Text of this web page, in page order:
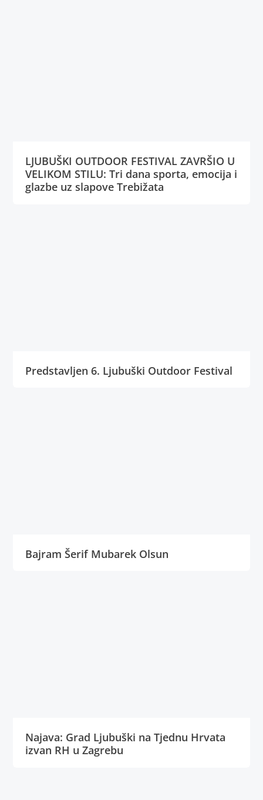
LJUBUŠKI OUTDOOR FESTIVAL ZAVRŠIO U
VELIKOM STILU: Tri dana sporta, emocija i
glazbe uz slapove Trebižata
Predstavljen 6. Ljubuški Outdoor Festival
Bajram Šerif Mubarek Olsun
Najava: Grad Ljubuški na Tjednu Hrvata
izvan RH u Zagrebu